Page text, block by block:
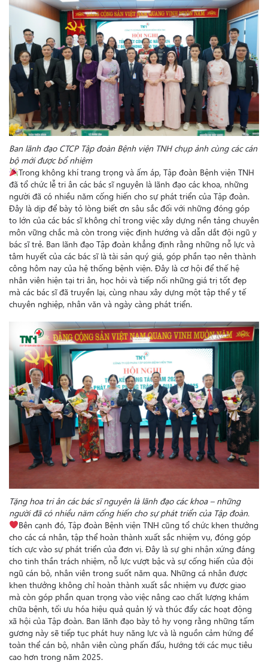
Ban lãnh đạo CTCP Tập đoàn Bệnh viện TNH chụp ảnh cùng các cán
bộ mới được bổ nhiệm
Trong không khí trang trọng và ấm áp, Tập đoàn Bệnh viện TNH
đã tổ chức lễ tri ân các bác sĩ nguyên là lãnh đạo các khoa, những
người đã có nhiều năm cống hiến cho sự phát triển của Tập đoàn.
Đây là dịp để bày tỏ lòng biết ơn sâu sắc đối với những đóng góp
to lớn của các bác sĩ không chỉ trong việc xây dựng nền tảng chuyên
môn vững chắc mà còn trong việc định hướng và dẫn dắt đội ngũ y
bác sĩ trẻ. Ban lãnh đạo Tập đoàn khẳng định rằng những nỗ lực và
tâm huyết của các bác sĩ là tài sản quý giá, góp phần tạo nên thành
công hôm nay của hệ thống bệnh viện. Đây là cơ hội để thế hệ
nhân viên hiện tại tri ân, học hỏi và tiếp nối những giá trị tốt đẹp
mà các bác sĩ đã truyền lại, cùng nhau xây dựng một tập thể y tế
chuyên nghiệp, nhân văn và ngày càng phát triển.
Tặng hoa tri ân các bác sĩ nguyên là lãnh đạo các khoa – những
người đã có nhiều năm cống hiến cho sự phát triển của Tập đoàn.
Bên cạnh đó, Tập đoàn Bệnh viện TNH cũng tổ chức khen thưởng
cho các cá nhân, tập thể hoàn thành xuất sắc nhiệm vụ, đóng góp
tích cực vào sự phát triển của đơn vị. Đây là sự ghi nhận xứng đáng
cho tinh thần trách nhiệm, nỗ lực vượt bậc và sự cống hiến của đội
ngũ cán bộ, nhân viên trong suốt năm qua. Những cá nhân được
khen thưởng không chỉ hoàn thành xuất sắc nhiệm vụ được giao
mà còn góp phần quan trọng vào việc nâng cao chất lượng khám
chữa bệnh, tối ưu hóa hiệu quả quản lý và thúc đẩy các hoạt động
xã hội của Tập đoàn. Ban lãnh đạo bày tỏ hy vọng rằng những tấm
gương này sẽ tiếp tục phát huy năng lực và là nguồn cảm hứng để
toàn thể cán bộ, nhân viên cùng phấn đấu, hướng tới các mục tiêu
cao hơn trong năm 2025.